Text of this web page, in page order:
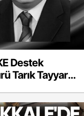
Destek
Tarık Tayyar